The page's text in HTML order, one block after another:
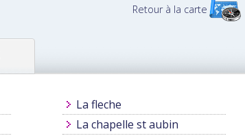
Retour à la carte
La fleche
La chapelle st aubin